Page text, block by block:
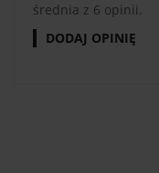
średnia z 6 opinii.
DODAJ OPINIĘ